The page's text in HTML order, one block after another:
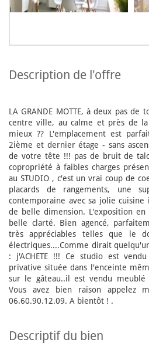
description de l'offre
LA GRANDE MOTTE, à deux pas
centre ville, au calme et près de
mieux ?? L'emplacement est
2ième et dernier étage - sans
de votre tête !!! pas de bruit de
copropriété à faibles charges
au STUDIO , c'est un vrai coup de
placards de rangements, une
contemporaine avec sa jolie
de belle dimension. L'exposition
belle clarté. Bien agencé,
très appréciables telles que le
électriques....Comme dirait
: j'ACHETE !!! Ce studio est
privative située dans l'enceinte
sur le gâteau..il est vendu meublé
Vous avez bien raison appelez
06.60.90.12.09. A bientôt ! .
descriptif du bien